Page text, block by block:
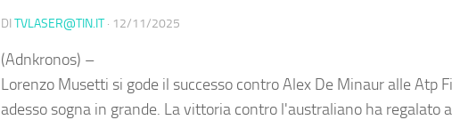
DI TVLASER@TIN.IT · 12/11/2025
(Adnkronos) –
Lorenzo Musetti si gode il successo contro Alex De Minaur alle Atp
adesso sogna in grande. La vittoria contro l'australiano ha regalato